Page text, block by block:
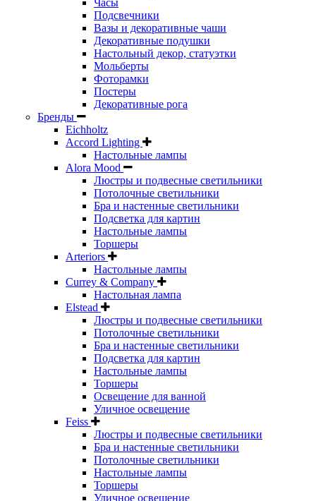
Часы
Подсвечники
Вазы и декоративные чаши
Декоративные подушки
Настольный декор, статуэтки
Мольберты
Фоторамки
Постеры
Декоративные рога
Бренды
Eichholtz
Accord Lighting
Настольные лампы
Alora Mood
Люстры и подвесные светильники
Потолочные светильники
Бра и настенные светильники
Подсветка для картин
Настольные лампы
Торшеры
Arteriors
Настольные лампы
Currey & Company
Настольная лампа
Elstead
Люстры и подвесные светильники
Потолочные светильники
Бра и настенные светильники
Подсветка для картин
Настольные лампы
Торшеры
Освещение для ванной
Уличное освещение
Feiss
Люстры и подвесные светильники
Бра и настенные светильники
Потолочные светильники
Настольные лампы
Торшеры
Уличное освещение